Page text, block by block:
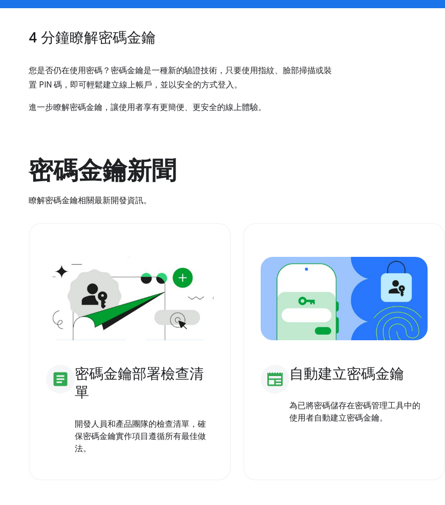
4 分鐘瞭解密碼金鑰
您是否仍在使用密碼？密碼金鑰是一種新的驗證技術，只要使用指紋、臉部掃描或裝
置 PIN 碼，即可輕鬆建立線上帳戶，並以安全的方式登入。
進一步瞭解密碼金鑰，讓使用者享有更簡便、更安全的線上體驗。
密碼金鑰新聞
瞭解密碼金鑰相關最新開發資訊。
article 密碼金鑰部署檢查清
單
開發人員和產品團隊的檢查清單，確
保密碼金鑰實作項目遵循所有最佳做
法。
newspaper 自動建立密碼金鑰
為已將密碼儲存在密碼管理工具中的
使用者自動建立密碼金鑰。